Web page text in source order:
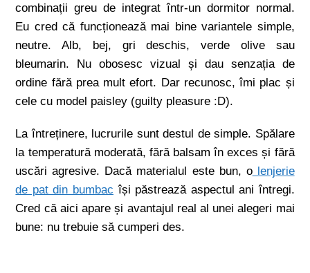
combinații greu de integrat într-un dormitor normal.
Eu cred că funcționează mai bine variantele simple,
neutre. Alb, bej, gri deschis, verde olive sau
bleumarin. Nu obosesc vizual și dau senzația de
ordine fără prea mult efort. Dar recunosc, îmi plac și
cele cu model paisley (guilty pleasure :D).
La întreținere, lucrurile sunt destul de simple. Spălare
la temperatură moderată, fără balsam în exces și fără
uscări agresive. Dacă materialul este bun, olenjerie
de pat din bumbac își păstrează aspectul ani întregi.
Cred că aici apare și avantajul real al unei alegeri mai
bune: nu trebuie să cumperi des.